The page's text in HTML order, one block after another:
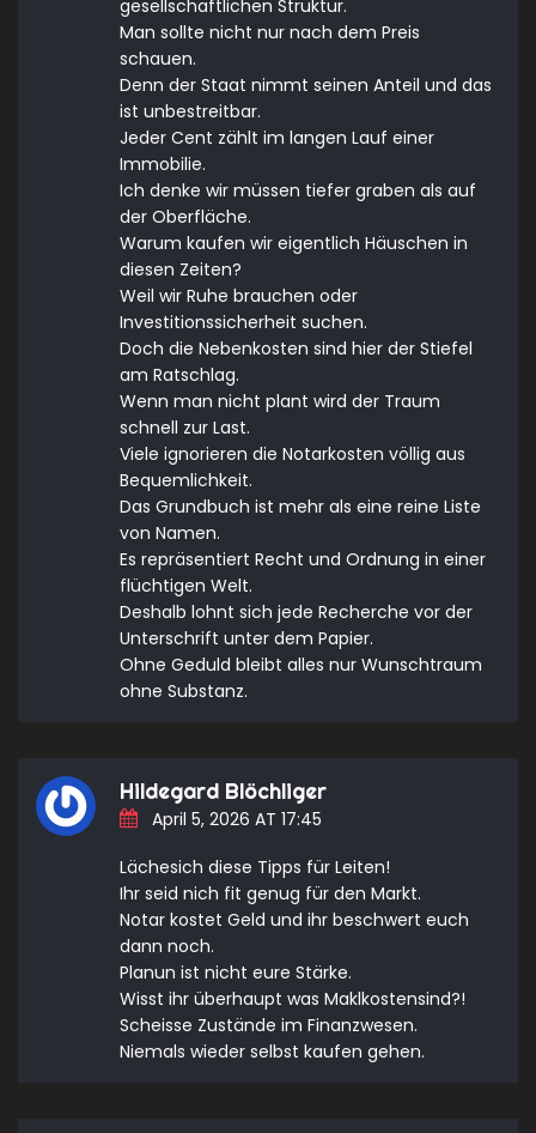
gesellschaftlichen Struktur.
Man sollte nicht nur nach dem Preis
schauen.
Denn der Staat nimmt seinen Anteil und das
ist unbestreitbar.
Jeder Cent zählt im langen Lauf einer
Immobilie.
Ich denke wir müssen tiefer graben als auf
der Oberfläche.
Warum kaufen wir eigentlich Häuschen in
diesen Zeiten?
Weil wir Ruhe brauchen oder
Investitionssicherheit suchen.
Doch die Nebenkosten sind hier der Stiefel
am Ratschlag.
Wenn man nicht plant wird der Traum
schnell zur Last.
Viele ignorieren die Notarkosten völlig aus
Bequemlichkeit.
Das Grundbuch ist mehr als eine reine Liste
von Namen.
Es repräsentiert Recht und Ordnung in einer
flüchtigen Welt.
Deshalb lohnt sich jede Recherche vor der
Unterschrift unter dem Papier.
Ohne Geduld bleibt alles nur Wunschtraum
ohne Substanz.
Hildegard Blöchliger
April 5, 2026 AT 17:45
Lächesich diese Tipps für Leiten!
Ihr seid nich fit genug für den Markt.
Notar kostet Geld und ihr beschwert euch
dann noch.
Planun ist nicht eure Stärke.
Wisst ihr überhaupt was Maklkostensind?!
Scheisse Zustände im Finanzwesen.
Niemals wieder selbst kaufen gehen.